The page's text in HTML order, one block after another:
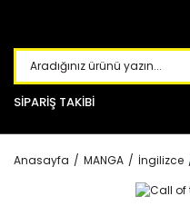
SİPARİŞ TAKİBİ
Anasayfa MANGA İngilizce